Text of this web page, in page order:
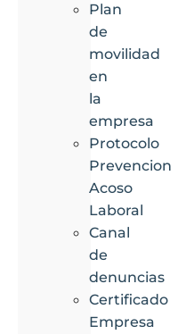
Plan
de
movilidad
en
la
empresa
Protocolo
Prevencion
Acoso
Laboral
Canal
de
denuncias
Certificado
Empresa